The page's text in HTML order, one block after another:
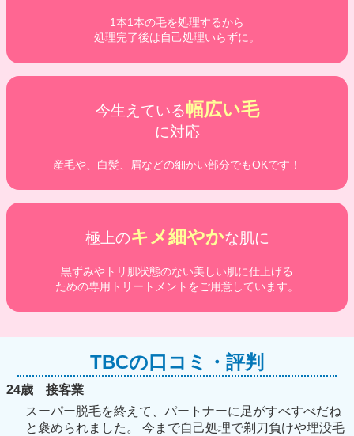
1本1本の毛を処理するから
処理完了後は自己処理いらずに。
今生えている幅広い毛
に対応
産毛や、白髪、眉などの細かい部分でもOKです！
極上のキメ細やかな肌に
黒ずみやトリ肌状態のない美しい肌に仕上げる
ための専用トリートメントをご用意しています。
TBCの口コミ・評判
24歳 接客業
スーパー脱毛を終えて、パートナーに足がすべすべだね
と褒められました。 今まで自己処理で剃刀負けや埋没毛